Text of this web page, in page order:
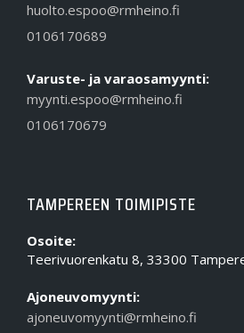
huolto.espoo@rmheino.fi
0106170689
Varuste- ja varaosamyynti:
myynti.espoo@rmheino.fi
0106170679
TAMPEREEN TOIMIPISTE
Osoite:
Teerivuorenkatu 8, 33300
Ajoneuvomyynti:
ajoneuvomyynti@rmheino.fi